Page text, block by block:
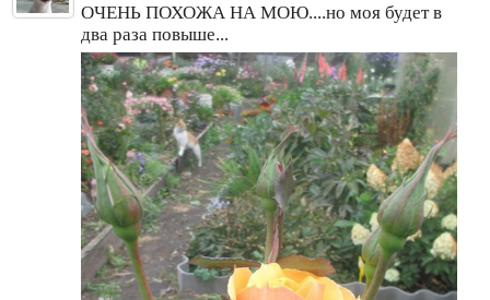
ОЧЕНЬ ПОХОЖА НА МОЮ....но моя будет в
два раза повыше...